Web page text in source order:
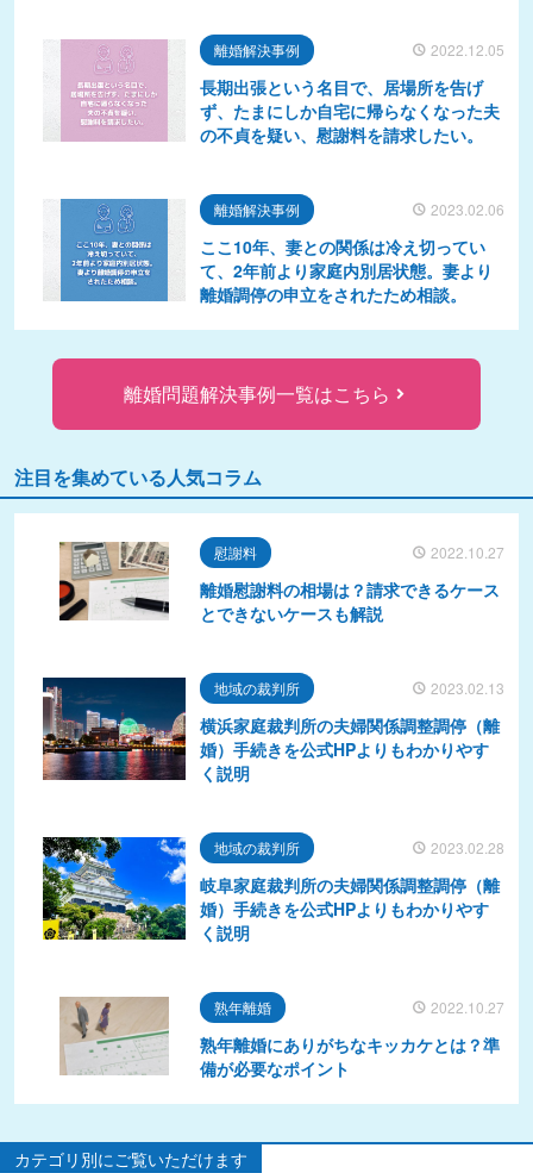
離婚解決事例 2022.12.05
長期出張という名目で、居場所を告げ
ず、たまにしか自宅に帰らなくなった夫
の不貞を疑い、慰謝料を請求したい。
離婚解決事例 2023.02.06
ここ10年、妻との関係は冷え切ってい
て、2年前より家庭内別居状態。妻より
離婚調停の申立をされたため相談。
離婚問題解決事例一覧はこちら
注目を集めている人気コラム
慰謝料 2022.10.27
離婚慰謝料の相場は？請求できるケース
とできないケースも解説
地域の裁判所 2023.02.13
横浜家庭裁判所の夫婦関係調整調停（離
婚）手続きを公式HPよりもわかりやす
く説明
地域の裁判所 2023.02.28
岐阜家庭裁判所の夫婦関係調整調停（離
婚）手続きを公式HPよりもわかりやす
く説明
熟年離婚 2022.10.27
熟年離婚にありがちなキッカケとは？準
備が必要なポイント
カテゴリ別にご覧いただけます